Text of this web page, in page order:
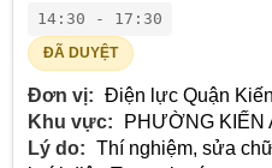
14:30 - 17:30
ĐÃ DUYỆT
Đơn vị: Điện lực Quận
Khu vực:
PHƯỜNG KIẾN
Lý do: Thí nghiệm, sửa